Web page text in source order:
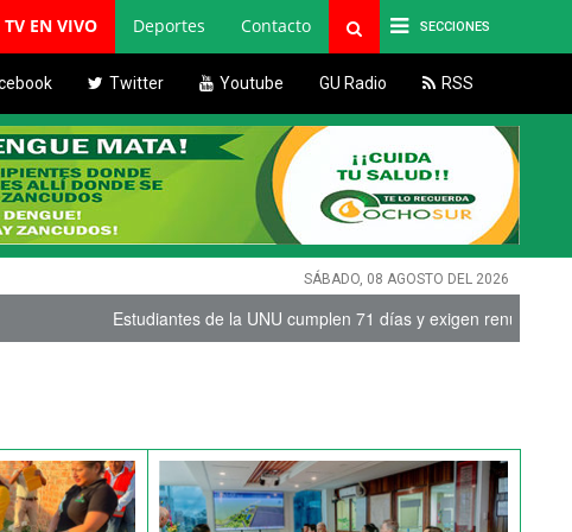
SECCIONES
TV EN VIVO Deportes Contacto
Twitter Youtube GU Radio RSS
SÁBADO, 08 AGOSTO DEL 2026
de la UNU cumplen 71 días y exigen renuncias| Intensa lluvia en